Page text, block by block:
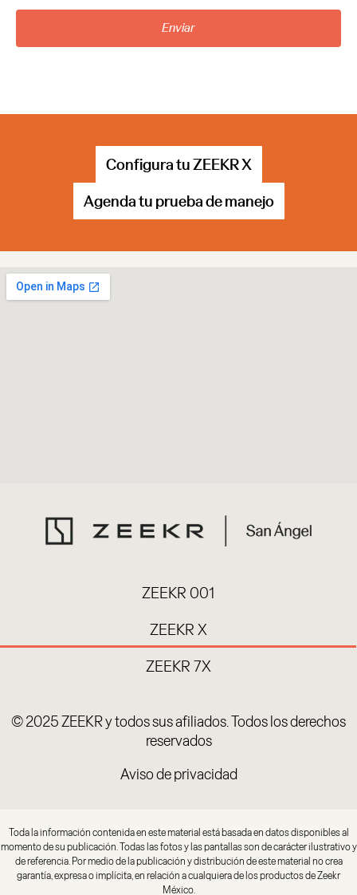
Enviar
Configura tu ZEEKR X
Agenda tu prueba de manejo
ZEEKR 001
ZEEKR X
ZEEKR 7X
© 2025 ZEEKR y todos sus afiliados. Todos los derechos
reservados
Aviso de privacidad
Toda la información contenida en este material está basada en datos disponibles al
momento de su publicación. Todas las fotos y las pantallas son de carácter ilustrativo y
de referencia. Por medio de la publicación y distribución de este material no crea
garantía, expresa o implícita, en relación a cualquiera de los productos de Zeekr
México.